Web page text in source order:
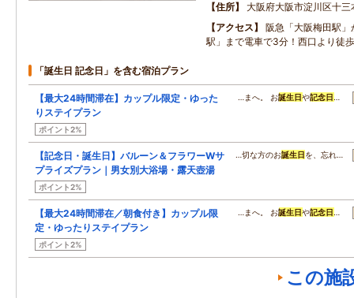
住所
大阪府大阪市淀川区十
アクセス
阪急「大阪梅田駅
駅」まで電車で3分！西口より徒
「誕生日 記念日」を含む宿泊プラン
【最大24時間滞在】カップル限定・ゆった
りステイプラン
ポイント2%
…まへ。 お誕生日や記念日 …
【記念日・誕生日】バルーン＆フラワーWサ
プライズプラン｜男女別大浴場・露天壺湯
ポイント2%
…切な方のお誕生日 を、忘れ…
【最大24時間滞在／朝食付き】カップル限
定・ゆったりステイプラン
ポイント2%
…まへ。 お誕生日や記念日 …
この施